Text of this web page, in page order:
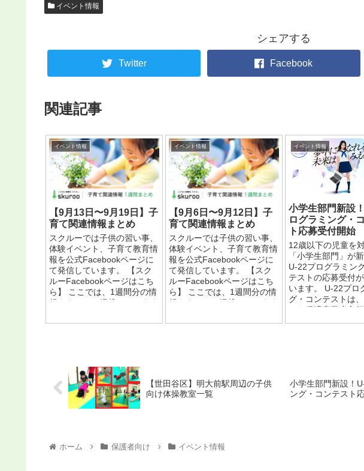
イベント情報
シェアする
Twitter Facebook
関連記事
イベント情報
【9月13日〜9月19日】子
育て関連情報まとめ
スクルーでは子供の習い事、
体験イベント、子育て教育情
報を公式Facebookページに
て発信しています。 【スク
ルーFacebookページはこち
ら】 ここでは、1週間分の情
報をまとめて掲載しています
イベント情報
【9月6日〜9月12日】子
育て関連情報まとめ
スクルーでは子供の習い事、
体験イベント、子育て教育情
報を公式Facebookページに
て発信しています。 【スク
ルーFacebookページはこち
ら】 ここでは、1週間分の情
報をまとめて掲載しています
イベント情報
小学生部門新設
ログラミング・
ト応募受付開始
12歳以下の児童を
「小学生部門」が
U-22プログラミン
テストの応募受付
います。 U-22プロ
グ・コンテストは
から経済産業省主
【世田谷区】明大前駅周辺の子供
向け体操教室一覧
小学生部門新設！
ング・コンテスト
ホーム 保護者向け イベント情報